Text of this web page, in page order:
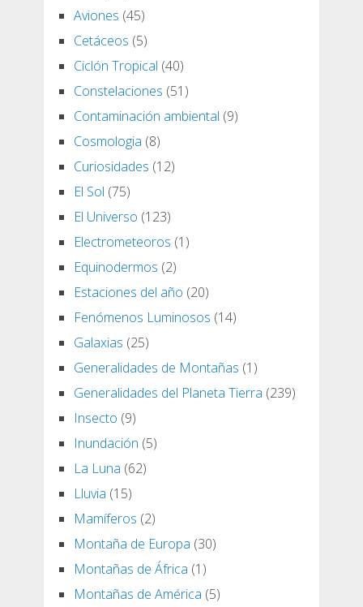
Aviones (45)
Cetáceos (5)
Ciclón Tropical (40)
Constelaciones (51)
Contaminación ambiental (9)
Cosmologia (8)
Curiosidades (12)
El Sol (75)
El Universo (123)
Electrometeoros (1)
Equinodermos (2)
Estaciones del año (20)
Fenómenos Luminosos (14)
Galaxias (25)
Generalidades de Montañas (1)
Generalidades del Planeta Tierra (239)
Insecto (9)
Inundación (5)
La Luna (62)
Lluvia (15)
Mamíferos (2)
Montaña de Europa (30)
Montañas de África (1)
Montañas de América (5)